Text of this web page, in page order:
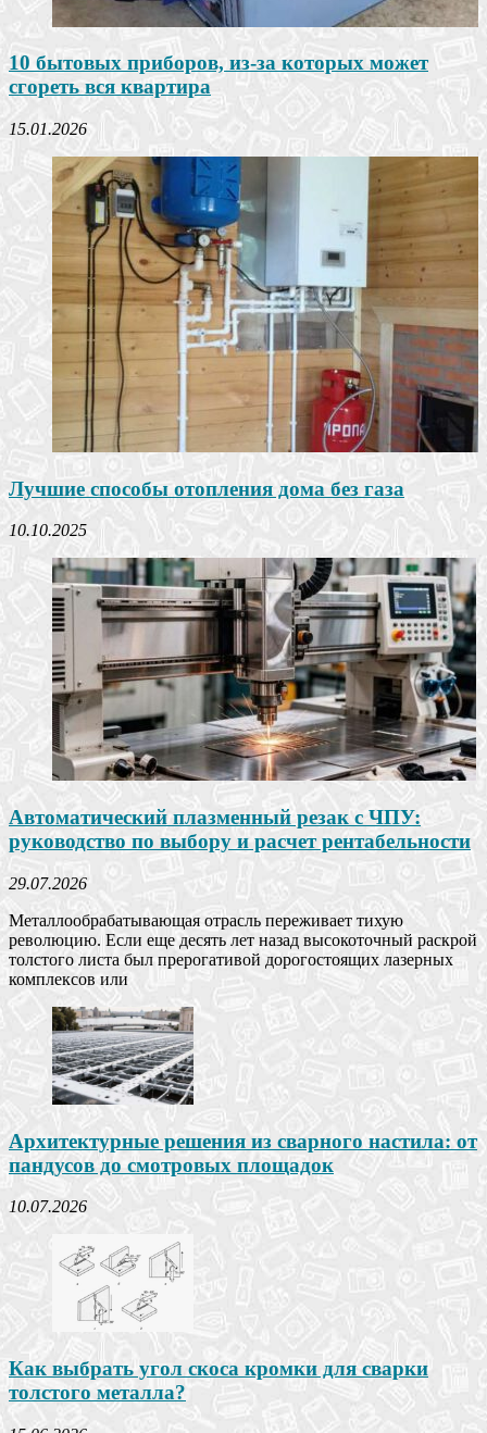
10 бытовых приборов, из-за которых может
сгореть вся квартира
15.01.2026
Лучшие способы отопления дома без газа
10.10.2025
Автоматический плазменный резак с ЧПУ:
руководство по выбору и расчет рентабельности
29.07.2026
Металлообрабатывающая отрасль переживает тихую
революцию. Если еще десять лет назад высокоточный раскрой
толстого листа был прерогативой дорогостоящих лазерных
комплексов или
Архитектурные решения из сварного настила: от
пандусов до смотровых площадок
10.07.2026
Как выбрать угол скоса кромки для сварки
толстого металла?